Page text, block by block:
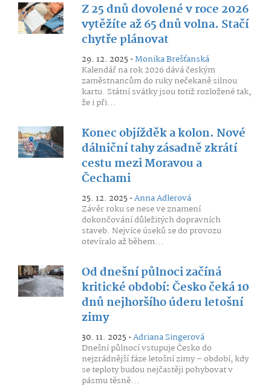
Z 25 dnů dovolené v roce 2026
vytěžíte až 65 dnů volna. Stačí
chytře plánovat
29. 12. 2025 •Monika Brešťanská
Kalendář na rok 2026 dává českým
zaměstnancům do ruky nečekaně silnou
kartu. Státní svátky jsou totiž rozložené tak,
že i při...
Konec objížděk a kolon. Nové
dálniční tahy zásadně zkrátí
cestu mezi Moravou a
Čechami
25. 12. 2025 •Anna Adlerová
Závěr roku se nese ve znamení
dokončování důležitých dopravních
staveb. Nejvíce úseků se do provozu
otevíralo až během...
Od dnešní půlnoci začíná
kritické období: Česko čeká 10
dnů nejhoršího úderu letošní
zimy
30. 11. 2025 •Adriana Singerová
Dnešní půlnocí vstupuje Česko do
nejzrádnější fáze letošní zimy – období, kdy
se teploty budou nejčastěji pohybovat v
pásmu těsně...